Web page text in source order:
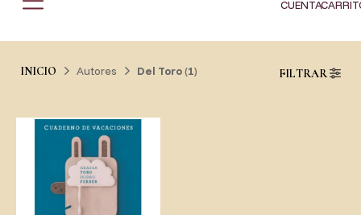
FILTRAR
INICIO Autores Del Toro(1)